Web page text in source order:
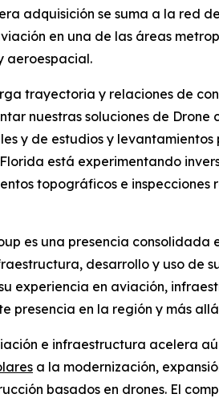
adquisición se suma a la red
en una de las áreas
aeroespacial.
trayectoria y relaciones de
nuestras soluciones de
y de estudios y
está experimentando
topográficos e
es una presencia
desarrollo y uso de
experiencia en aviación,
presencia en la región y más
e infraestructura acelera
a la modernización,
basados en drones. El